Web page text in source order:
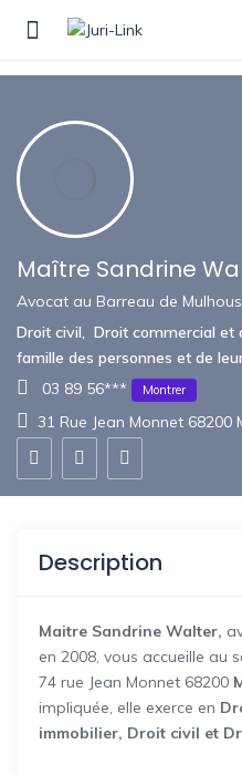
Show Sidebar
Maître Sandrine
Avocat au Barreau de
Droit civil, Droit commercial et
famille des personnes et de
03 89 56***
Montrer
31 Rue Jean Monnet 68200
Description
Maitre Sandrine Walter,
en 2008, vous accueille au
74 rue Jean Monnet 68200
impliquée, elle exerce en
immobilier, Droit civil et